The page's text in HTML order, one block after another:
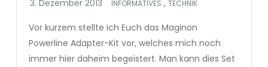
INFORMATIVES ,TECHNIK
Vor kurzem stellte ich Euch das Maginon
Powerline Adapter-Kit vor, welches mich noch
immer hier daheim begeistert. Man kann dies Set